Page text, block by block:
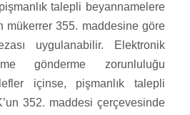
talepli beyannamelere
mükerrer 355. maddesine göre
uygulanabilir. Elektronik
gönderme zorunluluğu
içinse, pişmanlık talepli
352. maddesi çerçevesinde